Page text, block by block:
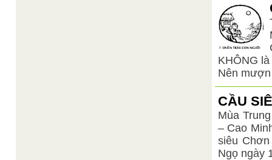
KHÔNG
Nên
CẦU
Mùa
– Cao
siêu
Ngọ ngày